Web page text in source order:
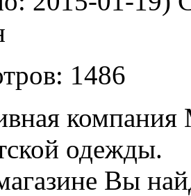
1486
компания
одежды.
Вы